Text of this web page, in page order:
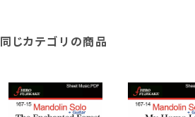
同じカテゴリの商品